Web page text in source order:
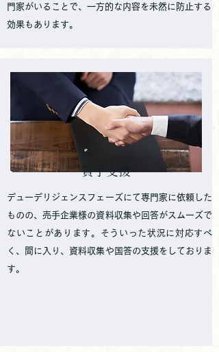
門家がいることで、一方的な内容を未然に防止する
効果もあります。
買手支援
デューデリジェンスフェーズにて専門家に依頼した
ものの、売手企業様の資料収集や回答がスムーズで
ないことがあります。そういった状況に対応すべ
く、間に入り、資料収集や国答の支援をしておりま
す。